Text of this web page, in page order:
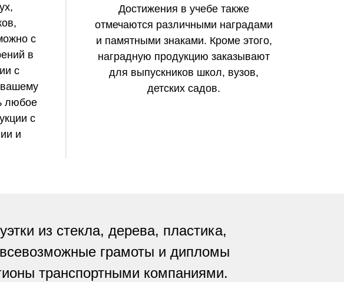
с
в
с
любое
с
и
Достижения в учебе также
отмечаются различными наградами
и памятными знаками. Кроме этого,
наградную продукцию заказывают
для выпускников школ, вузов,
детских садов.
из стекла, дерева, пластика,
грамоты и дипломы
транспортными компаниями.